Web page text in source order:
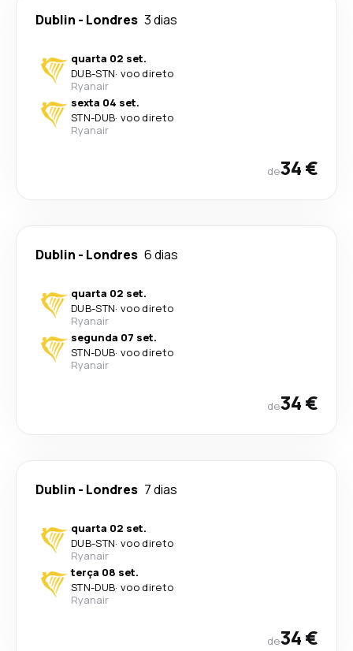
Dublin - Londres 3 dias
quarta 02 set.
DUB-STN· voo direto
Ryanair
sexta 04 set.
STN-DUB· voo direto
Ryanair
de34 €
Dublin - Londres 6 dias
quarta 02 set.
DUB-STN· voo direto
Ryanair
segunda 07 set.
STN-DUB· voo direto
Ryanair
de34 €
Dublin - Londres 7 dias
quarta 02 set.
DUB-STN· voo direto
Ryanair
terça 08 set.
STN-DUB· voo direto
Ryanair
de34 €